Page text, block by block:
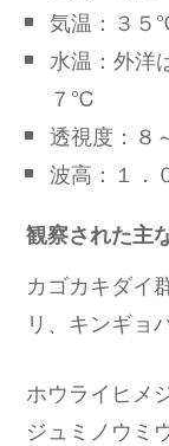
気温：３
水温：外洋
７℃
透視度：８
波高：１．
観察された主
カゴカキダイ
リ、キンギョ
ホウライヒメ
ジュミノウミ